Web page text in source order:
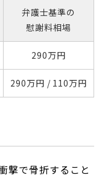
弁護士基準の
慰謝料相場
290万円
290万円 / 110万円
撃で骨折すること